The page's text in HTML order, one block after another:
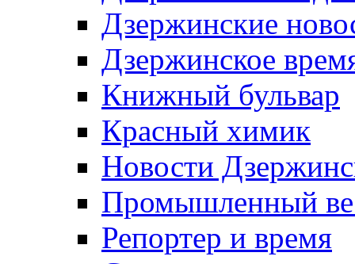
Дзержинские
Дзержинское
Книжный бульвар
Красный химик
Новости
Промышленный
Репортер и время